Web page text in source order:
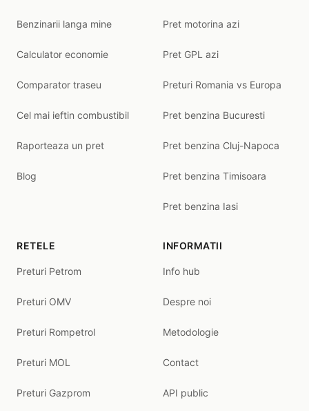
Benzinarii langa mine
Calculator economie
Comparator traseu
Cel mai ieftin combustibil
Raporteaza un pret
Blog
Pret motorina azi
Pret GPL azi
Preturi Romania vs Europa
Pret benzina Bucuresti
Pret benzina Cluj-Napoca
Pret benzina Timisoara
Pret benzina Iasi
RETELE
Preturi Petrom
Preturi OMV
Preturi Rompetrol
Preturi MOL
Preturi Gazprom
INFORMATII
Info hub
Despre noi
Metodologie
Contact
API public